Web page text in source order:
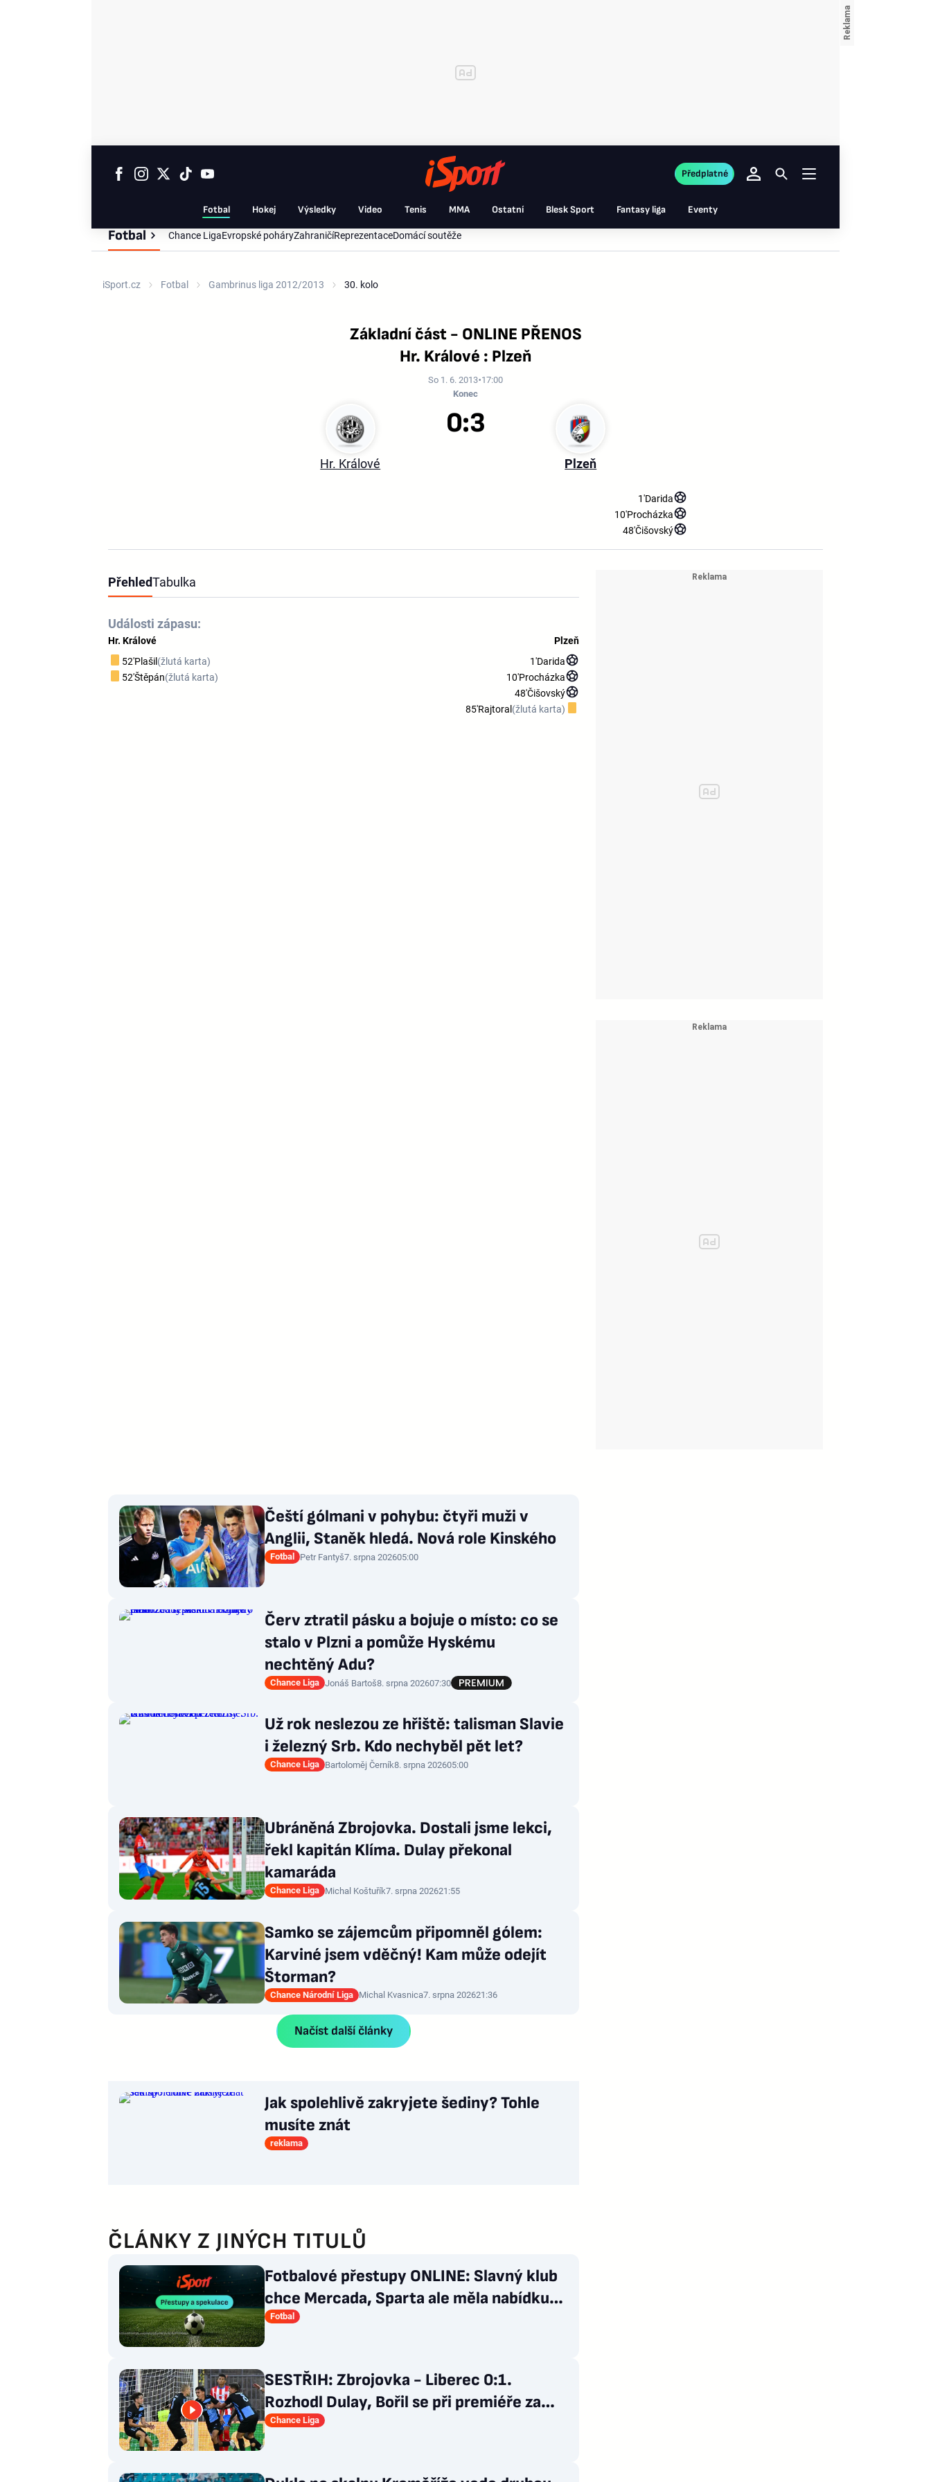
Fotbal Hokej Výsledky Video Tenis MMA Ostatní Blesk Sport Fantasy liga Eventy
Předplatné
Fotbal Chance LigaEvropské poháryZahraničíReprezentaceDomácí soutěže
iSport.cz Fotbal Gambrinus liga 2012/2013 30. kolo
Základní část - ONLINE PŘENOS
Hr. Králové : Plzeň
So 1. 6. 2013 17:00
Konec
Hr. Králové Plzeň
0:3
1'Darida
10'Procházka
48'Čišovský
PřehledTabulka
Události zápasu:
Hr. Králové
52'Plašil(žlutá karta)
52'Štěpán(žlutá karta)
Plzeň
1'Darida
10'Procházka
48'Čišovský
85'Rajtoral(žlutá karta)
Čeští gólmani v pohybu: čtyři muži v
Anglii, Staněk hledá. Nová role Kinského
Fotbal Petr Fantyš7. srpna 202605:00
Červ ztratil pásku a bojuje o místo: co se
stalo v Plzni a pomůže Hyskému
nechtěný Adu?
Chance Liga Jonáš Bartoš8. srpna 202607:30
Už rok neslezou ze hřiště: talisman Slavie
i železný Srb. Kdo nechyběl pět let?
Chance Liga Bartoloměj Černík8. srpna 202605:00
Ubráněná Zbrojovka. Dostali jsme lekci,
řekl kapitán Klíma. Dulay překonal
kamaráda
Chance Liga Michal Koštuřík7. srpna 202621:55
Samko se zájemcům připomněl gólem:
Karviné jsem vděčný! Kam může odejít
Štorman?
Chance Národní Liga Michal Kvasnica7. srpna 202621:36
Načíst další články
Jak spolehlivě zakryjete šediny? Tohle
musíte znát
reklama
ČLÁNKY Z JINÝCH TITULŮ
Fotbalové přestupy ONLINE: Slavný klub
chce Mercada, Sparta ale měla nabídku
odmítnout
Fotbal
SESTŘIH: Zbrojovka - Liberec 0:1.
Rozhodl Dulay, Bořil se při premiéře za
Slovan zranil
Chance Liga